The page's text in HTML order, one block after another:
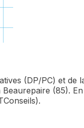
(DP/PC) et de
(85). En